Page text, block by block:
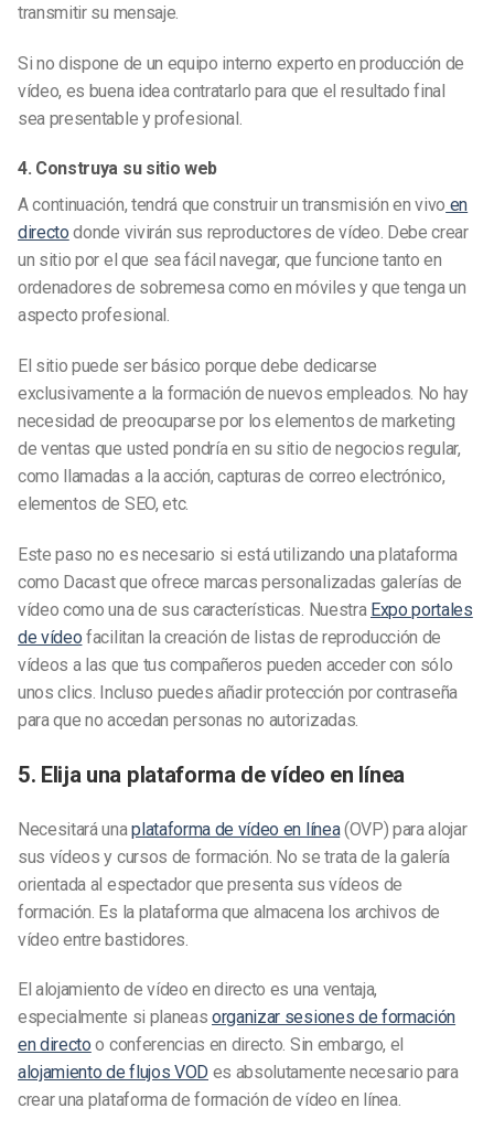
transmitir su mensaje.
Si no dispone de un equipo interno experto en producción de
vídeo, es buena idea contratarlo para que el resultado final
sea presentable y profesional.
4. Construya su sitio web
A continuación, tendrá que construir untransmisión en vivo en
directo donde vivirán sus reproductores de vídeo. Debe crear
un sitio por el que sea fácil navegar, que funcione tanto en
ordenadores de sobremesa como en móviles y que tenga un
aspecto profesional.
El sitio puede ser básico porque debe dedicarse
exclusivamente a la formación de nuevos empleados. No hay
necesidad de preocuparse por los elementos de marketing
de ventas que usted pondría en su sitio de negocios regular,
como llamadas a la acción, capturas de correo electrónico,
elementos de SEO, etc.
Este paso no es necesario si está utilizando una plataforma
como Dacast que ofrece marcas personalizadas galerías de
vídeo como una de sus características. Nuestra Expo portales
de vídeo facilitan la creación de listas de reproducción de
vídeos a las que tus compañeros pueden acceder con sólo
unos clics. Incluso puedes añadir protección por contraseña
para que no accedan personas no autorizadas.
5. Elija una plataforma de vídeo en línea
Necesitará unaplataforma de vídeo en línea(OVP) para alojar
sus vídeos y cursos de formación. No se trata de la galería
orientada al espectador que presenta sus vídeos de
formación. Es la plataforma que almacena los archivos de
vídeo entre bastidores.
El alojamiento de vídeo en directo es una ventaja,
especialmente si planeas organizar sesiones de formación
en directo o conferencias en directo. Sin embargo, el
alojamiento de flujos VOD es absolutamente necesario para
crear una plataforma de formación de vídeo en línea.